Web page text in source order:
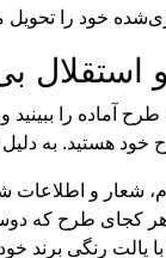
خود را تحویل
هستید. به دلیل
شعار و
هر کجای طرح که
پالت رنگی برند